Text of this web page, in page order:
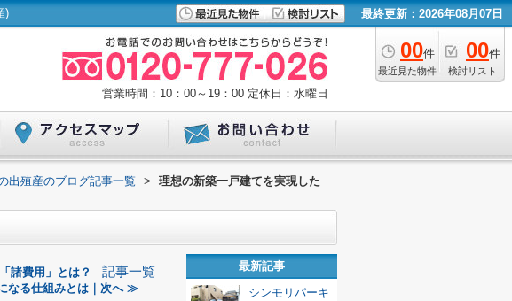
) 最終更新：2026年08月07日
00件
最近見た物件
00件
検討リスト
営業時間：10：00～19：00 定休日：水曜日
殖産のブログ記事一覧 >
理想の新築一戸建てを実現した
諸費用」とは？ 記事一覧
なる仕組みとは｜次へ ≫
最新記事
シンモリパーキ